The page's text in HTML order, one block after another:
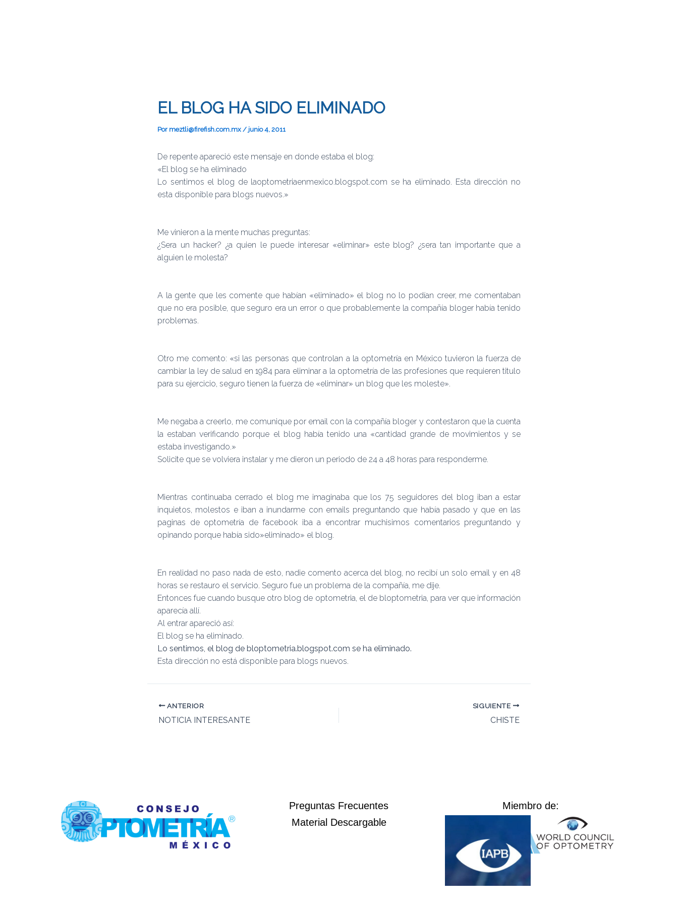
EL BLOG HA SIDO ELIMINADO
Por meztli@firefish.com.mx / junio 4, 2011
De repente apareció este mensaje en donde estaba el blog:
«El blog se ha eliminado
Lo sentimos el blog de laoptometriaenmexico.blogspot.com se ha eliminado. Esta dirección no
esta disponible para blogs nuevos.»
Me vinieron a la mente muchas preguntas:
¿Sera un hacker? ¿a quien le puede interesar «eliminar» este blog? ¿sera tan importante que a
alguien le molesta?
A la gente que les comente que habían «eliminado» el blog no lo podían creer, me comentaban
que no era posible, que seguro era un error o que probablemente la compañía bloger había tenido
problemas.
Otro me comento: «si las personas que controlan a la optometría en México tuvieron la fuerza de
cambiar la ley de salud en 1984 para eliminar a la optometría de las profesiones que requieren titulo
para su ejercicio, seguro tienen la fuerza de «eliminar» un blog que les moleste».
Me negaba a creerlo, me comunique por email con la compañía bloger y contestaron que la cuenta
la estaban verificando porque el blog había tenido una «cantidad grande de movimientos y se
estaba investigando.»
Solicite que se volviera instalar y me dieron un periodo de 24 a 48 horas para responderme.
Mientras continuaba cerrado el blog me imaginaba que los 75 seguidores del blog iban a estar
inquietos, molestos e iban a inundarme con emails preguntando que había pasado y que en las
paginas de optometría de facebook iba a encontrar muchisimos comentarios preguntando y
opinando porque había sido»eliminado» el blog.
En realidad no paso nada de esto, nadie comento acerca del blog, no recibí un solo email y en 48
horas se restauro el servicio. Seguro fue un problema de la compañía, me dije.
Entonces fue cuando busque otro blog de optometria, el de bloptometria, para ver que información
aparecía allí.
Al entrar apareció así:
El blog se ha eliminado.
Lo sentimos, el blog de bloptometria.blogspot.com se ha eliminado.
Esta dirección no está disponible para blogs nuevos.
ANTERIOR
NOTICIA INTERESANTE
SIGUIENTE
CHISTE
Preguntas Frecuentes
Material Descargable
Miembro de: